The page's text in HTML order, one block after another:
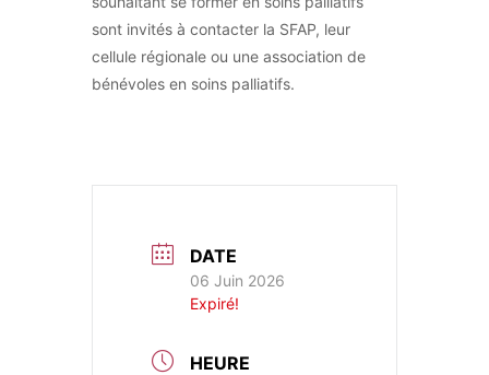
sont invités à contacter la SFAP, leur
cellule régionale ou une association de
bénévoles en soins palliatifs.
DATE
06 Juin 2026
Expiré!
HEURE